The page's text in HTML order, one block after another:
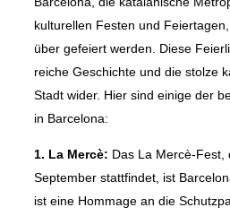
kulturellen Festen und
über gefeiert werden. Diese
reiche Geschichte und die stolze
Stadt wider. Hier sind einige der
in Barcelona:
1. La Mercè: Das La Mercè-Fest,
September stattfindet, ist
ist eine Hommage an die